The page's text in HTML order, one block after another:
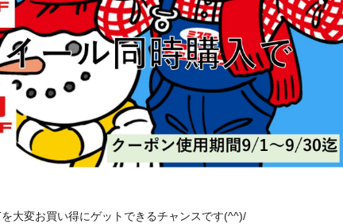
大変お買い得にゲットできるチャンスです(^^)/